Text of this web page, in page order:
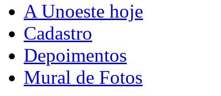
A Unoeste hoje
Cadastro
Depoimentos
Mural de Fotos